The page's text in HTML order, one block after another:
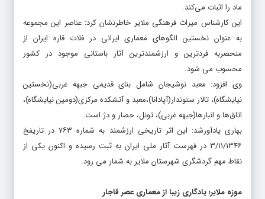
ماد را اثبات می‌کند.
این کارشناس میراث فرهنگی ملایر خاطرنشان کرد: عناصر این مجموعه
به عنوان نخستین الگوهای معماری ایرانی در فلات قاره ایران از
منحصربه فردترین و ارزشمندترین آثار باستانی موجود در کشور
محسوب می شود.
وی افزود: معبد نوشیجان شامل بنای قدیمی جبهه غربی(نخستین
نیایشگاه)، ‌تالار ستوندار(آپادانا)،معبد و آتشکده مرکزی(دومین نیایشگاه)،
اتاق‌ها و انبارها(جبهه غربی)، تونل، حصار و دژ است.
بهاری یادآورشد: این اثر تاریخی ارزشمند به شماره ۷۶۳ در تاریفخ
۳/۱۱/۱۳۴۶ در فهرست آثار ملی ایران به ثبت رسیده و اکنون یکی از
نقاط مهم گردشگری شهرستان ملایر به شمار می رود.
موزه ملایر؛ یادگاری زیبا از معماری عصر قاجار